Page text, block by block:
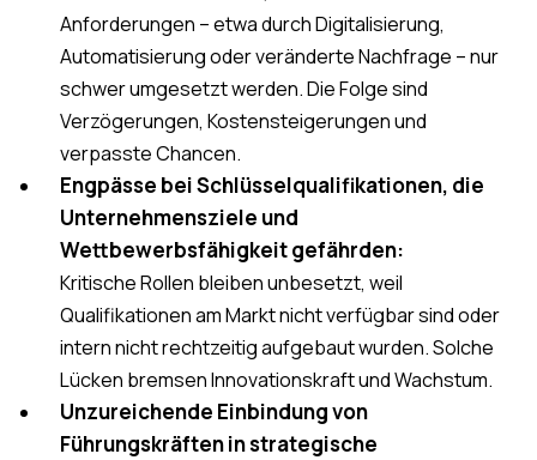
Anforderungen – etwa durch Digitalisierung,
Automatisierung oder veränderte Nachfrage – nur
schwer umgesetzt werden. Die Folge sind
Verzögerungen, Kostensteigerungen und
verpasste Chancen.
Engpässe bei Schlüsselqualifikationen, die
Unternehmensziele und
Wettbewerbsfähigkeit gefährden:
Kritische Rollen bleiben unbesetzt, weil
Qualifikationen am Markt nicht verfügbar sind oder
intern nicht rechtzeitig aufgebaut wurden. Solche
Lücken bremsen Innovationskraft und Wachstum.
Unzureichende Einbindung von
Führungskräften in strategische